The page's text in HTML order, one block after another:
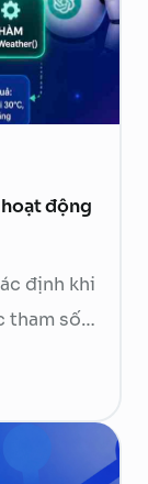
động
định khi
tham số
để
thức